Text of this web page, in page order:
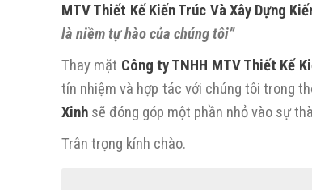
MTV Thiết Kế Kiến Trúc Và Xây Dựng
là niềm tự hào của chúng tôi”
Thay mặt Công ty TNHH MTV Thiết Kế
tín nhiệm và hợp tác với chúng tôi trong
Xinh sẽ đóng góp một phần nhỏ vào sự
Trân trọng kính chào.